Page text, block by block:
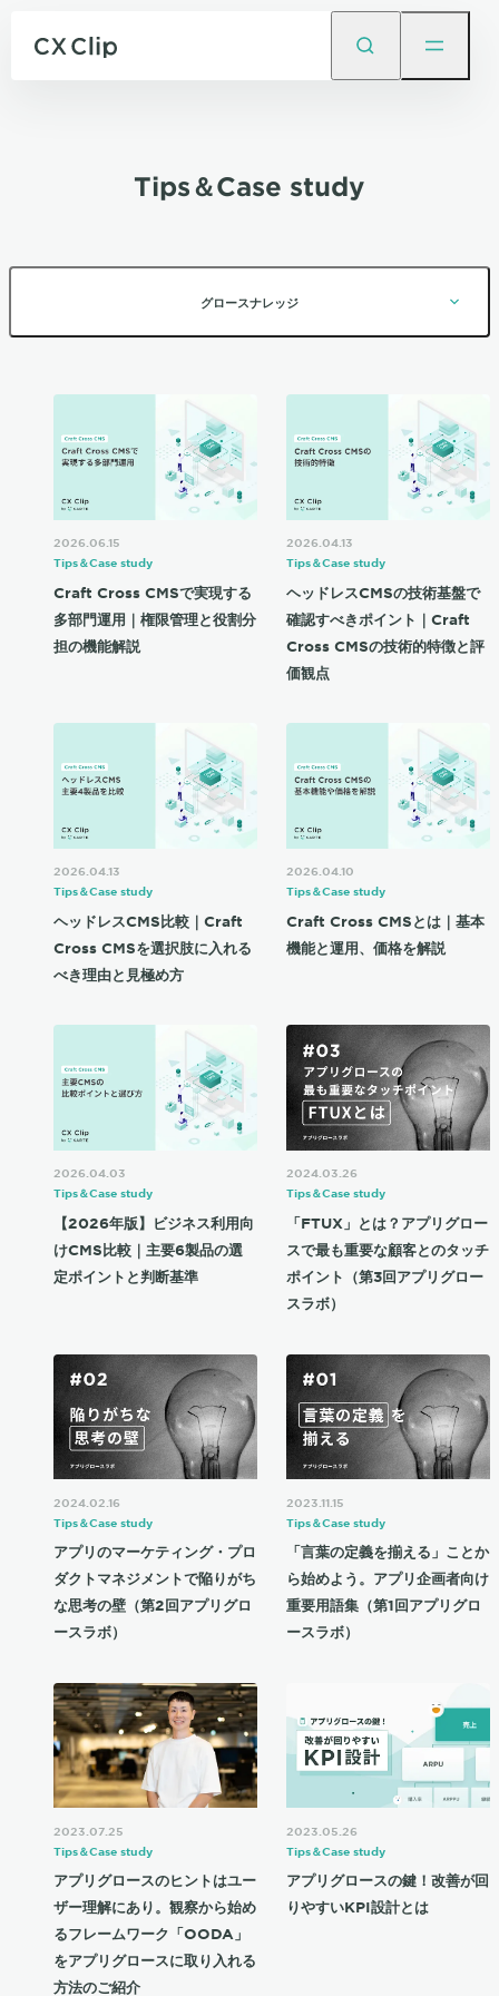
Tips＆Case study
グロースナレッジ
2026.06.15
Tips＆Case study
Craft Cross CMSで実現する
多部門運用｜権限管理と役割分
担の機能解説
2026.04.13
Tips＆Case study
ヘッドレスCMSの技術基盤で
確認すべきポイント｜Craft
Cross CMSの技術的特徴と評
価観点
2026.04.13
Tips＆Case study
ヘッドレスCMS比較｜Craft
Cross CMSを選択肢に入れる
べき理由と見極め方
2026.04.10
Tips＆Case study
Craft Cross CMSとは｜基本
機能と運用、価格を解説
2026.04.03
Tips＆Case study
【2026年版】ビジネス利用向
けCMS比較｜主要6製品の選
定ポイントと判断基準
2024.03.26
Tips＆Case study
「FTUX」とは？アプリグロー
スで最も重要な顧客とのタッチ
ポイント（第3回アプリグロー
スラボ）
2024.02.16
Tips＆Case study
アプリのマーケティング・プロ
ダクトマネジメントで陥りがち
な思考の壁（第2回アプリグロ
ースラボ）
2023.11.15
Tips＆Case study
「言葉の定義を揃える」ことか
ら始めよう。アプリ企画者向け
重要用語集（第1回アプリグロ
ースラボ）
2023.07.25
Tips＆Case study
アプリグロースのヒントはユー
ザー理解にあり。観察から始め
るフレームワーク「OODA」
をアプリグロースに取り入れる
方法のご紹介
2023.05.26
Tips＆Case study
アプリグロースの鍵！改善が回
りやすいKPI設計とは